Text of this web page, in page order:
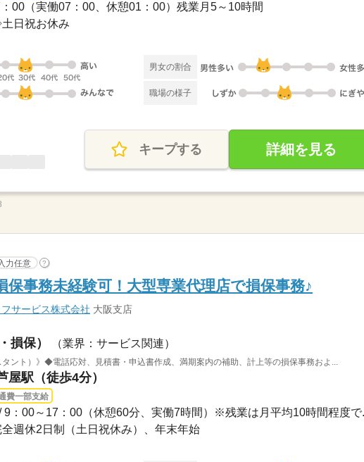
00（実働07：00、休憩01：00）残業月5～10時間
日祝お休み
男女の割合
職場の様子
キープする 詳細を見る
力任意 ?
保事務未経験可！大型専業代理店で損保事務♪
サービス株式会社 大阪支店
損保） （業界：サービス関連）
タント）》◆電話応対、見積書・申込書作成、満期案内の補助、計上等の損保事務およ...
屋駅（徒歩4分）
費一部支給
9：00～17：00（休憩60分、実働7時間）※残業は月平均10時間程度で
週休2日制（土日祝休み）、年末年始